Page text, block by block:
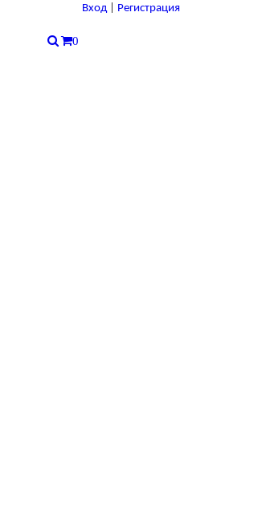
Вход Регистрация
0